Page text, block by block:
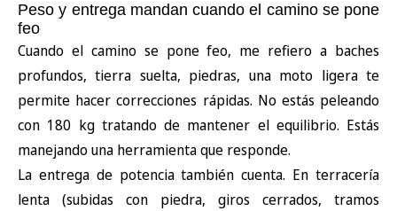
Peso y entrega mandan cuando el camino se pone
feo
Cuando el camino se pone feo, me refiero a baches
profundos, tierra suelta, piedras, una moto ligera te
permite hacer correcciones rápidas. No estás peleando
con 180 kg tratando de mantener el equilibrio. Estás
manejando una herramienta que responde.
La entrega de potencia también cuenta. En terracería
lenta (subidas con piedra, giros cerrados, tramos